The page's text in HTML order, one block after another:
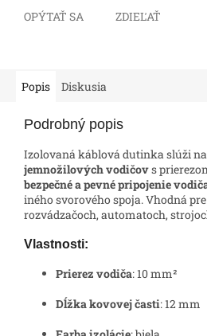
OPÝTAŤ SA ZDIEĽAŤ
Popis Diskusia
Podrobný popis
Izolovaná káblová dutinka slúži na
jemnožilových vodičovs
bezpečné a pevné pripojenie
iného svorového spoja. Vhodná
rozvádzačoch, automatoch,
Vlastnosti:
Prierez vodiča: 10 mm²
Dĺžka kovovej časti: 12 mm